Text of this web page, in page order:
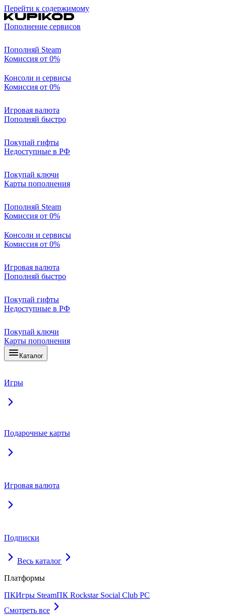
Перейти к содержимому
Пополнение сервисов
Пополняй Steam
Комиссия от 0%
Консоли и сервисы
Комиссия от 0%
Игровая валюта
Пополняй быстро
Покупай гифты
Недоступные в РФ
Покупай ключи
Карты пополнения
Пополняй Steam
Комиссия от 0%
Консоли и сервисы
Комиссия от 0%
Игровая валюта
Пополняй быстро
Покупай гифты
Недоступные в РФ
Покупай ключи
Карты пополнения
Каталог
Игры
Подарочные карты
Игровая валюта
Подписки
Весь каталог
Платформы
ПКИгры SteamПК Rockstar Social Club PC
Смотреть все